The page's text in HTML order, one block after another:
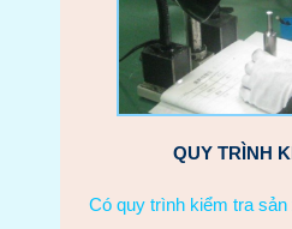
QUY TRÌNH
Có quy trình kiểm tra